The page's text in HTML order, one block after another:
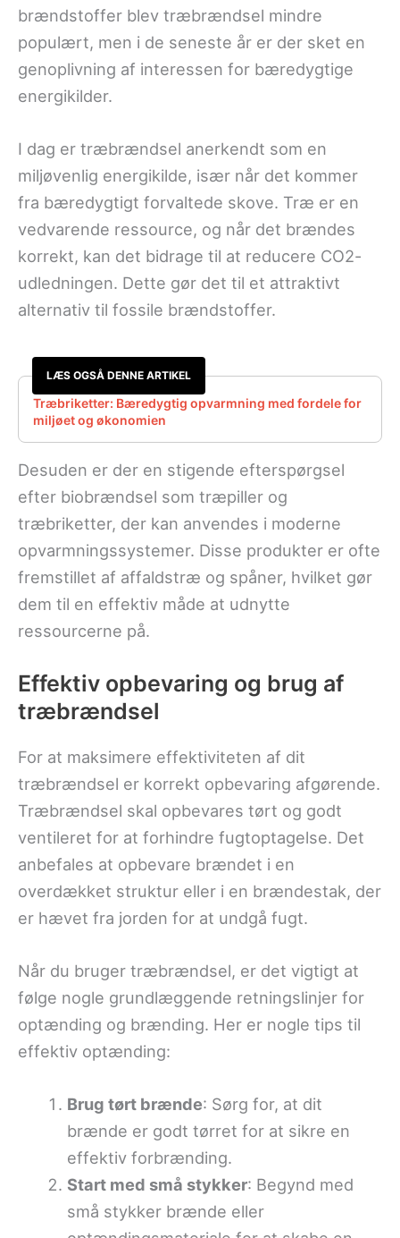
brændstoffer blev træbrændsel mindre
populært, men i de seneste år er der sket en
genoplivning af interessen for bæredygtige
energikilder.
I dag er træbrændsel anerkendt som en
miljøvenlig energikilde, især når det kommer
fra bæredygtigt forvaltede skove. Træ er en
vedvarende ressource, og når det brændes
korrekt, kan det bidrage til at reducere CO2-
udledningen. Dette gør det til et attraktivt
alternativ til fossile brændstoffer.
LÆS OGSÅ DENNE ARTIKEL
Træbriketter: Bæredygtig opvarmning med fordele for
miljøet og økonomien
Desuden er der en stigende efterspørgsel
efter biobrændsel som træpiller og
træbriketter, der kan anvendes i moderne
opvarmningssystemer. Disse produkter er ofte
fremstillet af affaldstræ og spåner, hvilket gør
dem til en effektiv måde at udnytte
ressourcerne på.
Effektiv opbevaring og brug af
træbrændsel
For at maksimere effektiviteten af dit
træbrændsel er korrekt opbevaring afgørende.
Træbrændsel skal opbevares tørt og godt
ventileret for at forhindre fugtoptagelse. Det
anbefales at opbevare brændet i en
overdækket struktur eller i en brændestak, der
er hævet fra jorden for at undgå fugt.
Når du bruger træbrændsel, er det vigtigt at
følge nogle grundlæggende retningslinjer for
optænding og brænding. Her er nogle tips til
effektiv optænding:
Brug tørt brænde: Sørg for, at dit
brænde er godt tørret for at sikre en
effektiv forbrænding.
Start med små stykker: Begynd med
små stykker brænde eller